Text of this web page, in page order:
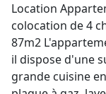
Location
colocation de 4
87m2
il dispose d'une
grande cuisine